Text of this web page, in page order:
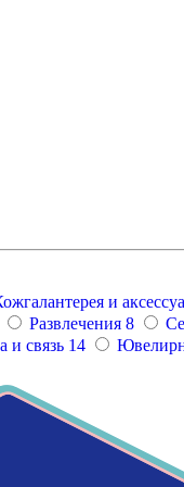
и
Развлечения 8
и связь 14